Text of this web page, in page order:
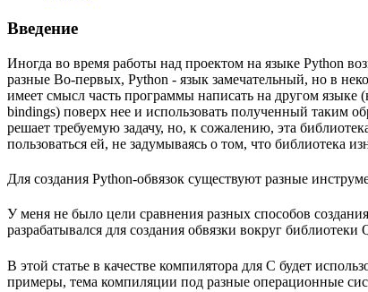
Введение
Иногда во время работы над проектом на языке Python
разные Во-первых, Python - язык замечательный, но в
имеет смысл часть программы написать на другом языке
bindings) поверх нее и использовать полученный таким
решает требуемую задачу, но, к сожалению, эта
пользоваться ей, не задумываясь о том, что библиотека
Для создания Python-обвязок существуют разные
У меня не было цели сравнения разных способов
разрабатывался для создания обвязки вокруг библиотеки
В этой статье в качестве компилятора для C будет
примеры, тема компиляции под разные операционные